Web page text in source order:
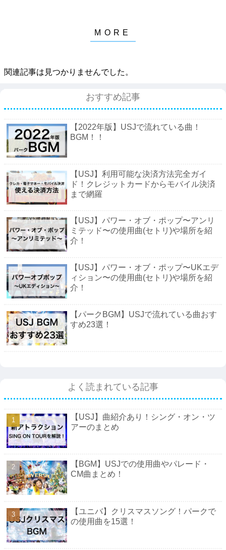
関連記事は見つかりませんでした。
おすすめ記事
【2022年版】USJで流れている曲！
BGM！！
【USJ】利用可能な決済方法完全ガイ
ド！クレジットカードからモバイル決済
まで網羅
【USJ】パワー・オブ・ポップ〜アンリ
ミテッド〜の使用曲(セトリ)や場所を紹
介！
【USJ】パワー・オブ・ポップ〜UKエデ
ィション〜の使用曲(セトリ)や場所を紹
介！
【パークBGM】USJで流れている曲おす
すめ23選！
よく読まれている記事
【USJ】曲紹介あり！シング・オン・ツ
アーのまとめ
【BGM】USJでの使用曲やパレード・
CM曲まとめ！
【ユニバ】クリスマスソング！パークで
の使用曲を15選！